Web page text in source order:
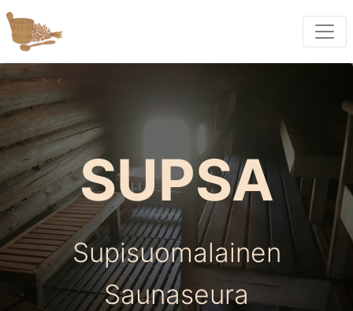
SUPSA
Supisuomalainen
Saunaseura